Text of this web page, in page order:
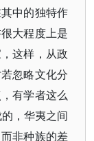
中的独特作
大程度上是
这样，从政
忽略文化分
有学者这么
，华夷之间
非种族的差